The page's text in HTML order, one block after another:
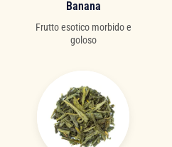
Banana
Frutto esotico morbido e
goloso